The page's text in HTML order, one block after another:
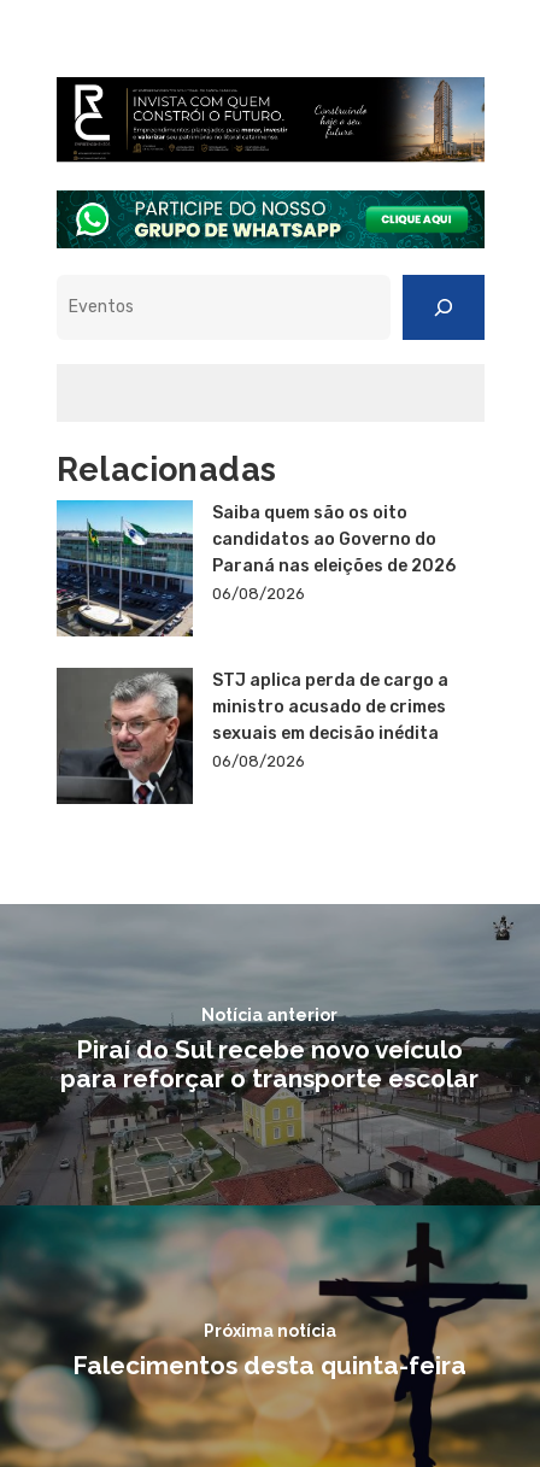
Relacionadas
Saiba quem são os oito
candidatos ao Governo do
Paraná nas eleições de 2026
06/08/2026
STJ aplica perda de cargo a
ministro acusado de crimes
sexuais em decisão inédita
06/08/2026
Notícia anterior
Piraí do Sul recebe novo veículo
para reforçar o transporte escolar
Próxima notícia
Falecimentos desta quinta-feira